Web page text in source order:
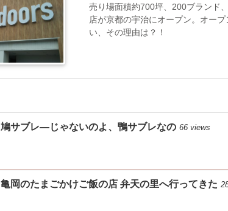
売り場面積約700坪、200ブランド
店が京都の宇治にオープン。オー
い、その理由は？！
鳩サブレ―じゃないのよ、鴨サブレなの 66 views
亀岡のたまごかけご飯の店 弁天の里へ行ってきた